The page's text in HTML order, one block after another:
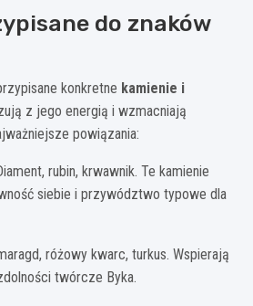
do znaków
konkretne kamienie i
z jego energią i wzmacniają
powiązania:
rubin, krwawnik. Te kamienie
siebie i przywództwo typowe dla
różowy kwarc, turkus. Wspierają
twórcze Byka.